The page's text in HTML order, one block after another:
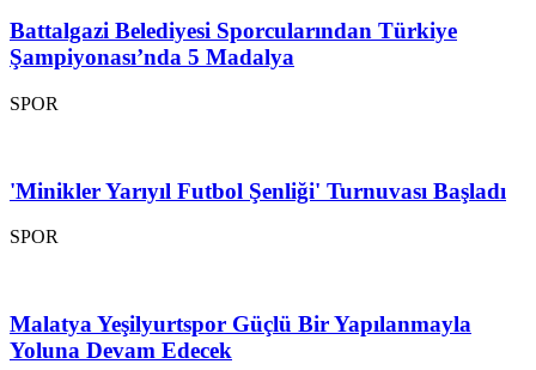
Battalgazi Belediyesi Sporcularından Türkiye
Şampiyonası’nda 5 Madalya
SPOR
'Minikler Yarıyıl Futbol Şenliği' Turnuvası Başladı
SPOR
Malatya Yeşilyurtspor Güçlü Bir Yapılanmayla
Yoluna Devam Edecek